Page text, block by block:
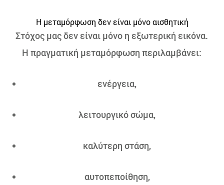
Η μεταμόρφωση δεν είναι μόνο αισθητική
Στόχος μας δεν είναι μόνο η εξωτερική εικόνα.
Η πραγματική μεταμόρφωση περιλαμβάνει:
ενέργεια,
λειτουργικό σώμα,
καλύτερη στάση,
αυτοπεποίθηση,